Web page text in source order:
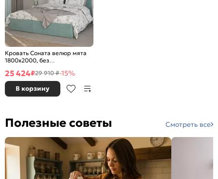
Кровать Соната велюр мята
1800x2000, без
изголовье мягкое
25 424₽29 910 ₽-15%
В корзину
Полезные советы Смотреть все